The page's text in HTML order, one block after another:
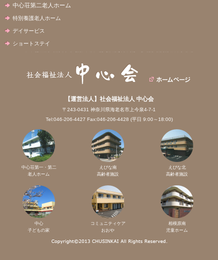
中心荘第二老人ホーム
特別養護老人ホーム
デイサービス
ショートステイ
【運営法人】社会福祉法人 中心会
〒243-0431 神奈川県海老名市上今泉4-7-1
Tel:046-206-4427 Fax:046-206-4428 (平日 9:00～18:00)
中心荘第一・第二
老人ホーム
えびな南
高齢者施設
えびな北
高齢者施設
中心
子どもの家
コミュニティケア
おおや
相模原南
児童ホーム